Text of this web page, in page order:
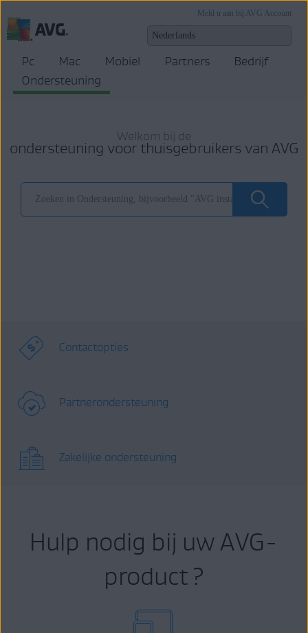
Meld u aan bij AVG Account
Pc Mac Mobiel Partners
Bedrijf
Ondersteuning
Welkom bij de
ondersteuning voor thuisgebruikers van AVG
Contactopties
Partnerondersteuning
Zakelijke ondersteuning
Hulp nodig bij uw AVG-
product ?